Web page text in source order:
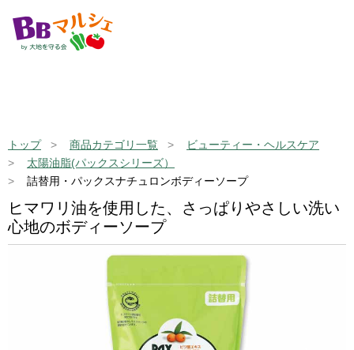
トップ 商品カテゴリ一覧
ビューティー・ヘルスケア
太陽油脂(パックスシリーズ）
詰替用・パックスナチュロンボディーソープ
ヒマワリ油を使用した、さっぱりやさしい洗い
心地のボディーソープ